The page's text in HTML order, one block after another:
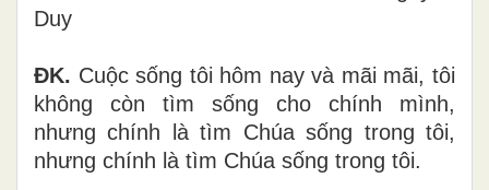
Duy
ĐK. Cuộc sống tôi hôm nay và mãi mãi, tôi
không còn tìm sống cho chính mình,
nhưng chính là tìm Chúa sống trong tôi,
nhưng chính là tìm Chúa sống trong tôi.